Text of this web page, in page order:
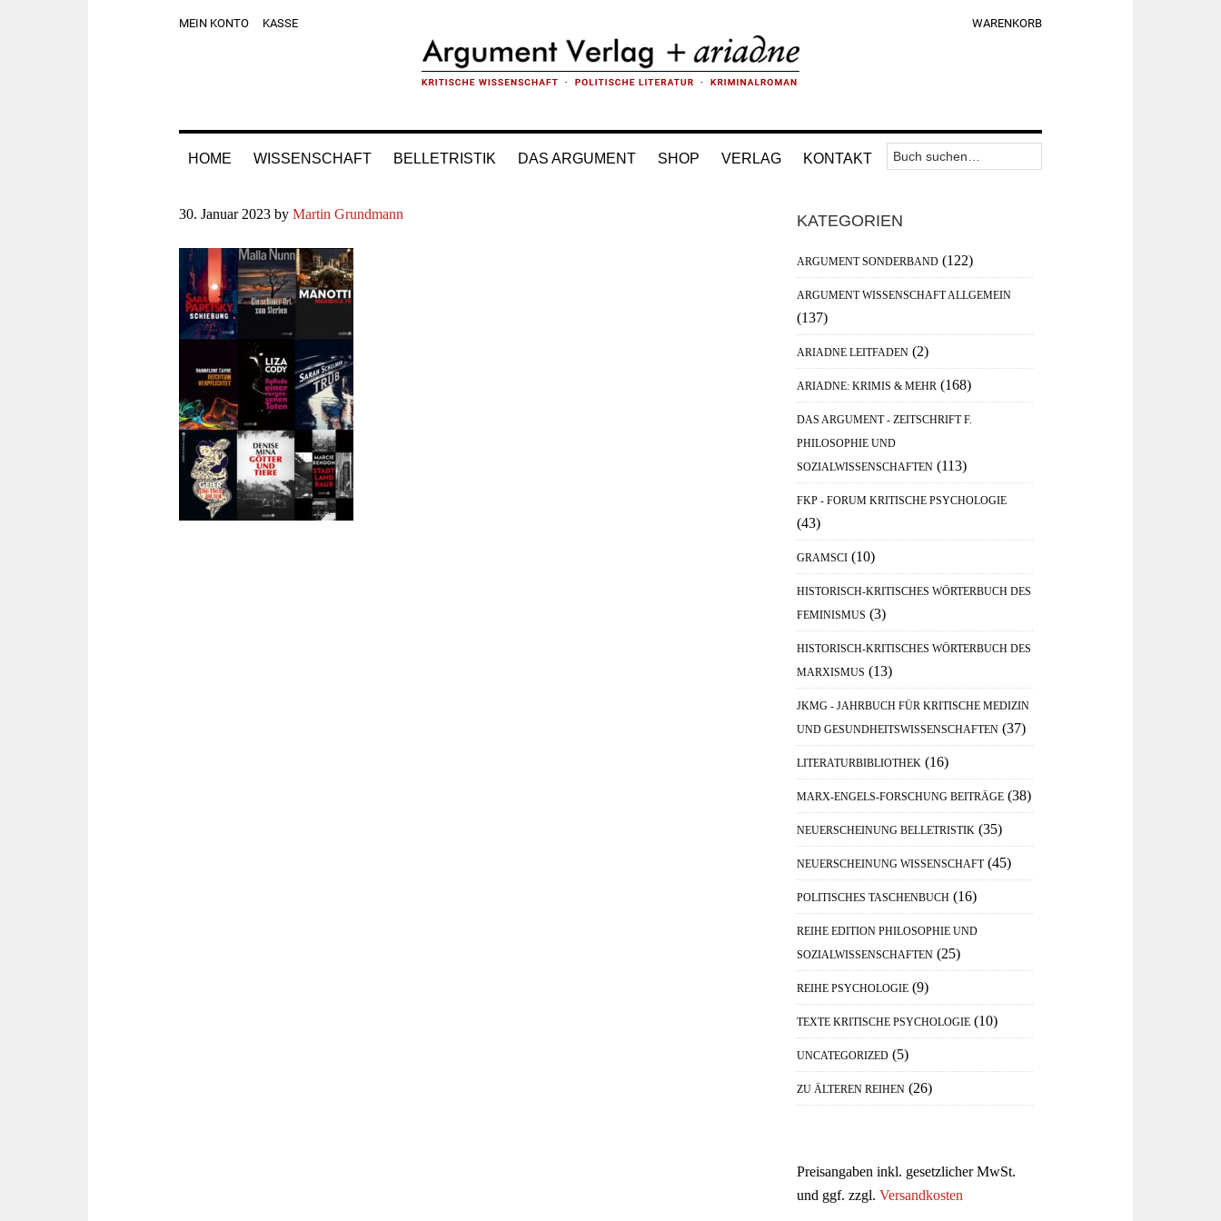
MEIN KONTO KASSE WARENKORB
HOME WISSENSCHAFT BELLETRISTIK DAS ARGUMENT SHOP VERLAG KONTAKT
Nav
Area
Suchen
nach:
30. Januar 2023 by Martin Grundmann
Haupt-
Sidebar
KATEGORIEN
ARGUMENT SONDERBAND (122)
ARGUMENT WISSENSCHAFT ALLGEMEIN
(137)
ARIADNE LEITFADEN (2)
ARIADNE: KRIMIS & MEHR (168)
DAS ARGUMENT - ZEITSCHRIFT F.
PHILOSOPHIE UND
SOZIALWISSENSCHAFTEN (113)
FKP - FORUM KRITISCHE PSYCHOLOGIE
(43)
GRAMSCI (10)
HISTORISCH-KRITISCHES WÖRTERBUCH DES
FEMINISMUS (3)
HISTORISCH-KRITISCHES WÖRTERBUCH DES
MARXISMUS (13)
JKMG - JAHRBUCH FÜR KRITISCHE MEDIZIN
UND GESUNDHEITSWISSENSCHAFTEN (37)
LITERATURBIBLIOTHEK (16)
MARX-ENGELS-FORSCHUNG BEITRÄGE (38)
NEUERSCHEINUNG BELLETRISTIK (35)
NEUERSCHEINUNG WISSENSCHAFT (45)
POLITISCHES TASCHENBUCH (16)
REIHE EDITION PHILOSOPHIE UND
SOZIALWISSENSCHAFTEN (25)
REIHE PSYCHOLOGIE (9)
TEXTE KRITISCHE PSYCHOLOGIE (10)
UNCATEGORIZED (5)
ZU ÄLTEREN REIHEN (26)
Preisangaben inkl. gesetzlicher MwSt.
und ggf. zzgl. Versandkosten